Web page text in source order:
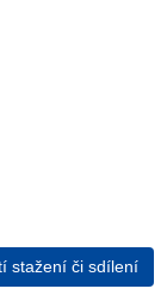
stažení či sdílení